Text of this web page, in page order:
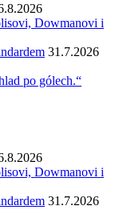
Dowmanovi i
31.7.2026
po gólech.“
Dowmanovi i
31.7.2026